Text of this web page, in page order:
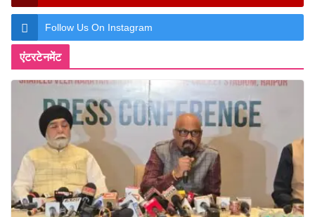
Follow Us On Instagram
एंटरटेनमेंट